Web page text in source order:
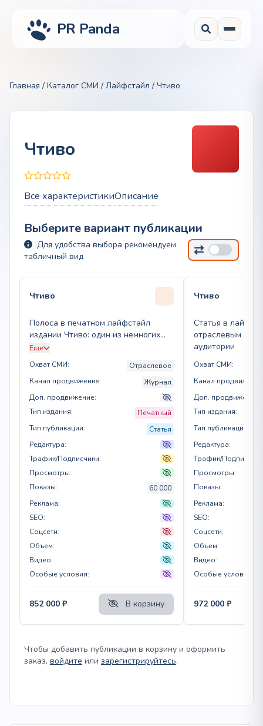
PR Panda
Главная / Каталог СМИ / Лайфстайл / Чтиво
Чтиво
Все характеристикиОписание
Выберите вариант публикации
Для удобства выбора рекомендуем
табличный вид
Чтиво
Полоса в печатном лайфстайл
издании Чтиво: один из немногих
толковых печатных изданий
Еще
Охват СМИ:
Отраслевое
Канал продвижения:
Журнал
Доп. продвижение:
Тип издания:
Печатный
Тип публикации:
Статья
Редактура:
Трафик/Подписчики:
Просмотры:
Показы:
60 000
Реклама:
SEO:
Соцсети:
Объем:
Видео:
Особые условия:
852 000 ₽ В корзину
Чтиво
Статья в
отраслевым
аудитории
Охват СМИ:
Канал
Доп. продвижение:
Тип издания:
Тип публикации:
Редактура:
Трафик/
Просмотры:
Показы:
Реклама:
SEO:
Соцсети:
Объем:
Видео:
Особые условия:
972 000 ₽
Чтобы добавить публикации в корзину и оформить
заказ, войдите или зарегистрируйтесь.